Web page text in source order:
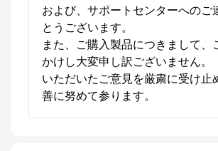
および、サポートセンターへのご
とうございます。
また、ご購入製品につきまして、
かけし大変申し訳ございません。
いただいたご意見を厳粛に受け止
善に努めて参ります。